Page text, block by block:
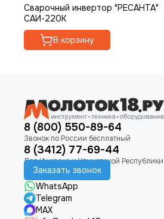
Сварочный инвертор "РЕСАНТА"
САИ-220К
В корзину
8 (800) 550-89-64
8 (3412) 77-69-44
Заказать звонок
WhatsApp
Telegram
MAX